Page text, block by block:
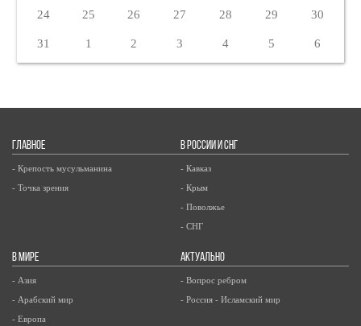
24 25 26 27 28 29 30
31 1 2 3 4 5 6
ГЛАВНОЕ
- Крепость мусульманина
- Точка зрения
В РОССИИ И СНГ
- Кавказ
- Крым
- Поволжье
- СНГ
В МИРЕ
- Азия
- Арабский мир
- Европа
АКТУАЛЬНО
- Вопрос ребром
- Россия - Исламский мир